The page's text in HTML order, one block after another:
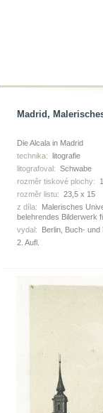
Madrid,
Die Alcala in Madrid
technika: litografie
litografoval: Schwabe
rozměr tiskové plochy:
rozměr listu: 23,5 x 15
z díla:
Malerisches
belehrendes Bilderwerk
vydal:
Berlin, Buch- und
2. Aufl.